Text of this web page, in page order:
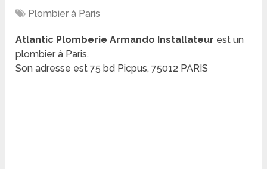
Plombier à Paris
Atlantic Plomberie Armando Installateur est un
plombier à Paris.
Son adresse est 75 bd Picpus, 75012 PARIS